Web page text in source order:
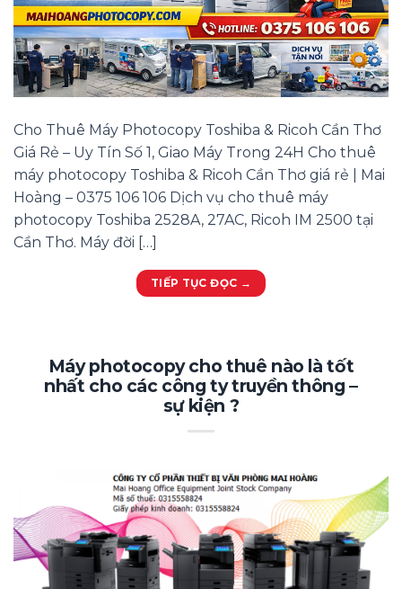
Cho Thuê Máy Photocopy Toshiba & Ricoh Cần Thơ
Giá Rẻ – Uy Tín Số 1, Giao Máy Trong 24H Cho thuê
máy photocopy Toshiba & Ricoh Cần Thơ giá rẻ | Mai
Hoàng – 0375 106 106 Dịch vụ cho thuê máy
photocopy Toshiba 2528A, 27AC, Ricoh IM 2500 tại
Cần Thơ. Máy đời […]
TIẾP TỤC ĐỌC →
Máy photocopy cho thuê nào là tốt
nhất cho các công ty truyền thông –
sự kiện ?